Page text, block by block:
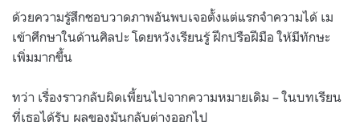
ด้วยความรู้สึกชอบวาดภาพอันพบเจอตั้งแต่แรกจำความได้ เม
เข้าศึกษาในด้านศิลปะ โดยหวังเรียนรู้ ฝึกปรือฝีมือ ให้มีทักษะ
เพิ่มมากขึ้น
ทว่า เรื่องราวกลับผิดเพี้ยนไปจากความหมายเดิม –ในบทเรียน
ที่เธอได้รับ ผลของมันกลับต่างออกไป